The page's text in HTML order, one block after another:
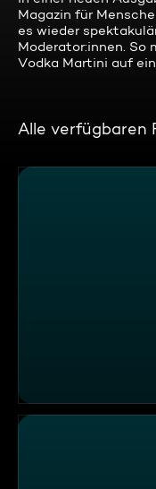
Magazin für
es wieder
Moderator:innen. So
Vodka Martini auf
Alle verfügbaren
Leichte Sprache: